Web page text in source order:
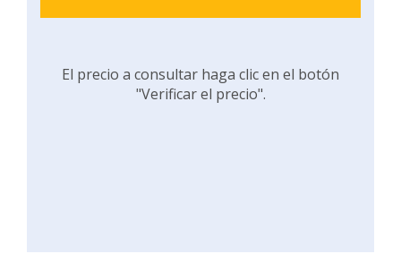
El precio a consultar haga clic en el botón
"Verificar el precio".